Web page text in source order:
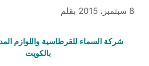
8 سبتمبر، 2015 بقلم
شركة السماء للقرطاسية واللوازم
بالكويت